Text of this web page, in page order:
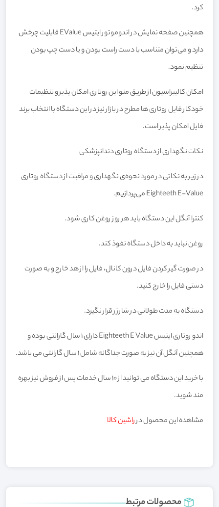
کرد.
همچنین صفحه نمایش در اندوموتور ایتیس EValue قابلیت چرخش
دارد و می‌توان متناسب با دست راست بودن و یا دست چپ بودن
تنظیم نمود.
امکان کالیبراسیون از طریق منو این روتاری امکان پذیر و تنظیمات
خودکار فایل روتاری ها مطرح در بازار نیز در این دستگاه با انتخاب برند
فایل امکان پذیر است.
نکات نگهداری از دستگاه روتاری دندانپزشکی
در زیر به نکاتی در مورد نحوه‌ی نگهداری و مراقبت از دستگاه روتاری
Eighteeth E-Value می‌پردازیم.
کنترا آنگل این دستگاه باید هر روز روغن کاری شود.
روغن نباید به داخل دستگاه نفوذ کند.
در صورت گیر کردن فایل درون کانال، فایل را از هد خارج و به صورت
دستی فایل را خارج کنید.
دستگاه به مدت طولانی در شارژر قرار نگیرد.
اندو روتاری ایتیس Eighteeth E Value دارای 1 سال گارانتی بوده و
همچنین آنگل آن نیز به صورت جداگانه شامل 1 سال گارانتی می باشد.
با خرید این دستگاه می توانید از 10 سال خدمات پس از فروش نیز بهره
مند شوید.
مشاهده این محصول درراشین کالا
محصولات مرتبط